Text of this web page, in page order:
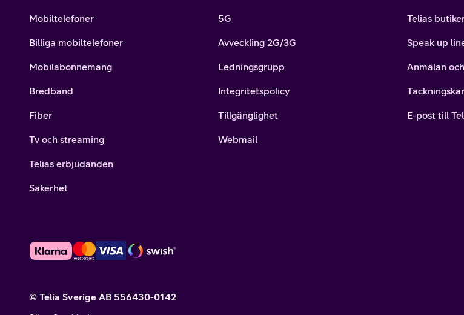
Mobiltelefoner
Billiga mobiltelefoner
Mobilabonnemang
Bredband
Fiber
Tv och streaming
Telias erbjudanden
Säkerhet
5G
Avveckling 2G/3G
Ledningsgrupp
Integritetspolicy
Tillgänglighet
Webmail
Telias
Speak up
Anmälan
E-post till
© Telia Sverige AB 556430-0142